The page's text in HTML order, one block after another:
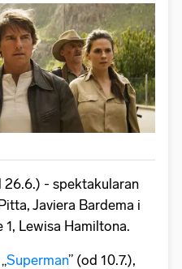
26.6.) - spektakularan
Javiera Bardema i
Lewisa Hamiltona.
Superman” (od 10.7.),